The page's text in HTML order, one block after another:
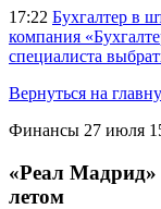
17:22 Бухгалтер в
компания
специалиста
Вернуться на
Финансы 27 июля
«Реал Мадрид»
летом